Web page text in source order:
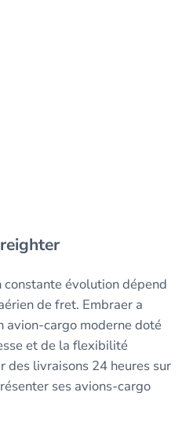
constante évolution dépend
de fret. Embraer a
avion-cargo moderne doté
et de la flexibilité
des livraisons 24 heures sur
ses avions-cargo